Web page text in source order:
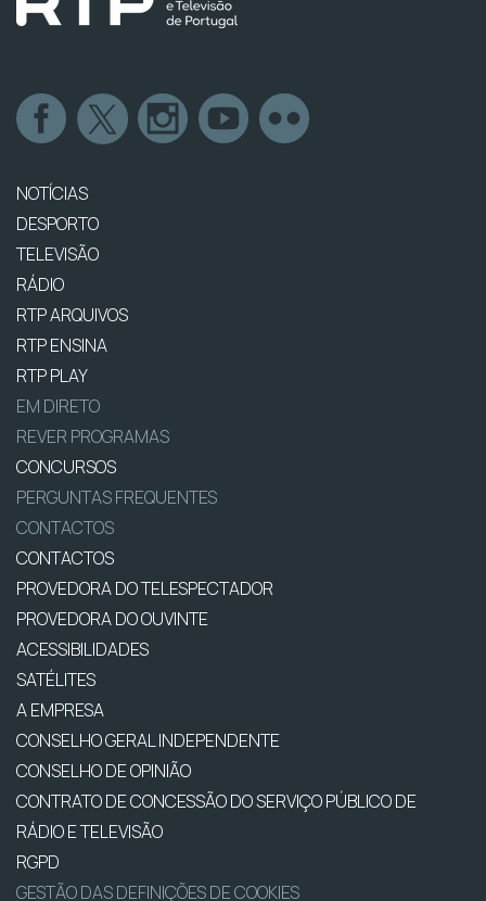
NOTÍCIAS
DESPORTO
TELEVISÃO
RÁDIO
RTP ARQUIVOS
RTP ENSINA
RTP PLAY
EM DIRETO
REVER PROGRAMAS
CONCURSOS
PERGUNTAS FREQUENTES
CONTACTOS
CONTACTOS
PROVEDORA DO TELESPECTADOR
PROVEDORA DO OUVINTE
ACESSIBILIDADES
SATÉLITES
A EMPRESA
CONSELHO GERAL INDEPENDENTE
CONSELHO DE OPINIÃO
CONTRATO DE CONCESSÃO DO SERVIÇO PÚBLICO DE
RÁDIO E TELEVISÃO
RGPD
GESTÃO DAS DEFINIÇÕES DE COOKIES